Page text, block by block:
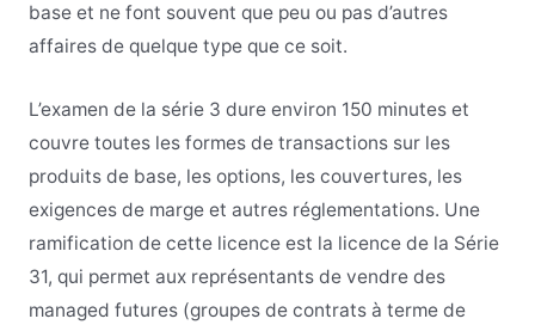
base et ne font souvent que peu ou pas d’autres
affaires de quelque type que ce soit.
L’examen de la série 3 dure environ 150 minutes et
couvre toutes les formes de transactions sur les
produits de base, les options, les couvertures, les
exigences de marge et autres réglementations. Une
ramification de cette licence est la licence de la Série
31, qui permet aux représentants de vendre des
managed futures (groupes de contrats à terme de